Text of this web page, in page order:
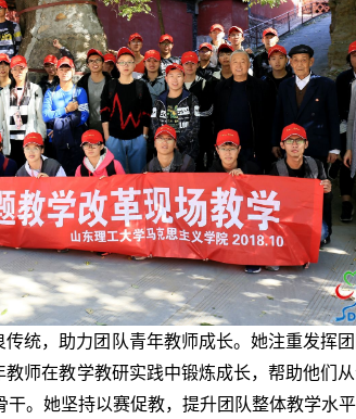
传统，助力团队青年教师成长。她注重发挥
教师在教学教研实践中锻炼成长，帮助他们
。她坚持以赛促教，提升团队整体教学水